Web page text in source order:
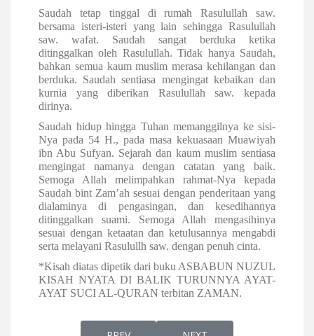
Saudah tetap tinggal di rumah Rasulullah saw.
bersama isteri-isteri yang lain sehingga Rasulullah
saw. wafat. Saudah sangat berduka ketika
ditinggalkan oleh Rasulullah. Tidak hanya Saudah,
bahkan semua kaum muslim merasa kehilangan dan
berduka. Saudah sentiasa mengingat kebaikan dan
kurnia yang diberikan Rasulullah saw. kepada
dirinya.
Saudah hidup hingga Tuhan memanggilnya ke sisi-
Nya pada 54 H., pada masa kekuasaan Muawiyah
ibn Abu Sufyan. Sejarah dan kaum muslim sentiasa
mengingat namanya dengan catatan yang baik.
Semoga Allah melimpahkan rahmat-Nya kepada
Saudah bint Zam’ah sesuai dengan penderitaan yang
dialaminya di pengasingan, dan kesedihannya
ditinggalkan suami. Semoga Allah mengasihinya
sesuai dengan ketaatan dan ketulusannya mengabdi
serta melayani Rasulullh saw. dengan penuh cinta.
*Kisah diatas dipetik dari buku ASBABUN NUZUL
KISAH NYATA DI BALIK TURUNNYA AYAT-
AYAT SUCI AL-QURAN terbitan ZAMAN.